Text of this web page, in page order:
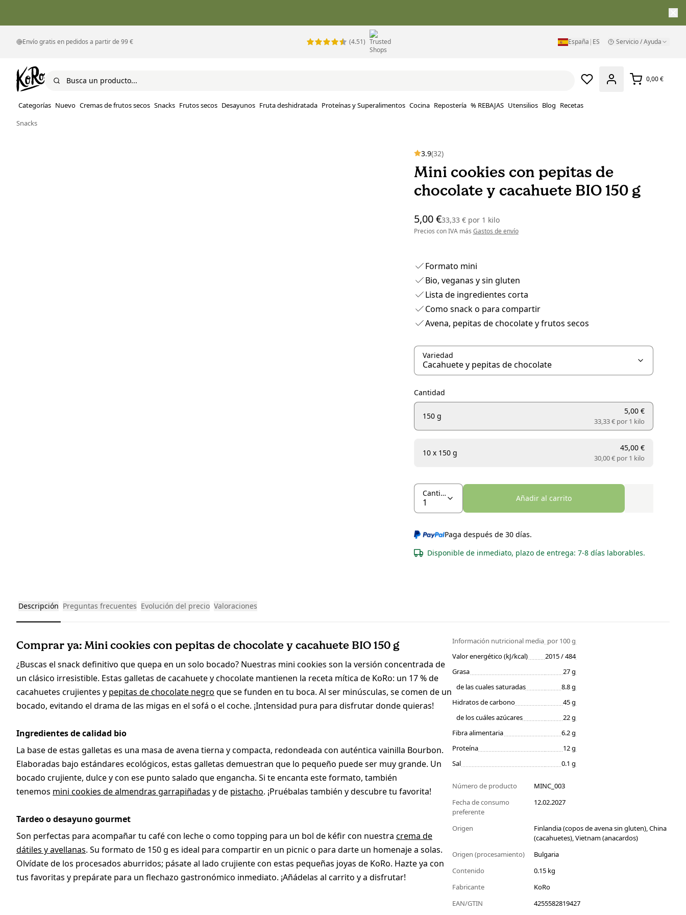
Envío gratis en pedidos a partir de 99 € (4.51) España | ES Servicio / Ayuda
0,00 €
Categorías Nuevo Cremas de frutos secos Snacks Frutos secos Desayunos Fruta deshidratada Proteínas y Superalimentos Cocina Repostería % REBAJAS Utensilios Blog Recetas
Snacks
3.9(32)
Mini cookies con pepitas de
chocolate y cacahuete BIO 150 g
5,00 €33,33 € por1 kilo
Precios con IVA más Gastos de envío
Formato mini
Bio, veganas y sin gluten
Lista de ingredientes corta
Como snack o para compartir
Avena, pepitas de chocolate y frutos secos
Variedad
Cantidad
150 g
5,00 €
33,33 € por1 kilo
10 x 150 g
45,00 €
30,00 € por1 kilo
Cantidad
Añadir al carrito
Paga después de 30 días.
Disponible de inmediato, plazo de entrega: 7-8 días laborables.
Descripción Preguntas frecuentes Evolución del precio Valoraciones
Comprar ya: Mini cookies con pepitas de chocolate y cacahuete BIO 150 g
¿Buscas el snack definitivo que quepa en un solo bocado? Nuestras mini cookies son la versión concentrada de
un clásico irresistible. Estas galletas de cacahuete y chocolate mantienen la receta mítica de KoRo: un 17 % de
cacahuetes crujientes y pepitas de chocolate negro que se funden en tu boca. Al ser minúsculas, se comen de un
bocado, evitando el drama de las migas en el sofá o el coche. ¡Intensidad pura para disfrutar donde quieras!
Ingredientes de calidad bio
La base de estas galletas es una masa de avena tierna y compacta, redondeada con auténtica vainilla Bourbon.
Elaboradas bajo estándares ecológicos, estas galletas demuestran que lo pequeño puede ser muy grande. Un
bocado crujiente, dulce y con ese punto salado que engancha. Si te encanta este formato, también
tenemos mini cookies de almendras garrapiñadas y de pistacho. ¡Pruébalas también y descubre tu favorita!
Tardeo o desayuno gourmet
Son perfectas para acompañar tu café con leche o como topping para un bol de kéfir con nuestra crema de
dátiles y avellanas. Su formato de 150 g es ideal para compartir en un picnic o para darte un homenaje a solas.
Olvídate de los procesados aburridos; pásate al lado crujiente con estas pequeñas joyas de KoRo. Hazte ya con
tus favoritas y prepárate para un flechazo gastronómico inmediato. ¡Añádelas al carrito y a disfrutar!
Información nutricional media por 100 g
Valor energético (kJ/kcal)
2015 / 484
Grasa
27 g
de las cuales saturadas
8.8 g
Hidratos de carbono
45 g
de los cuáles azúcares
22 g
Fibra alimentaria
6.2 g
Proteína
12 g
Sal
0.1 g
Número de producto
MINC_003
Fecha de consumo
preferente
12.02.2027
Origen
Finlandia (copos de avena sin gluten), China
(cacahuetes), Vietnam (anacardos)
Origen (procesamiento)
Bulgaria
Contenido
0.15 kg
Fabricante
KoRo
EAN/GTIN
4255582819427